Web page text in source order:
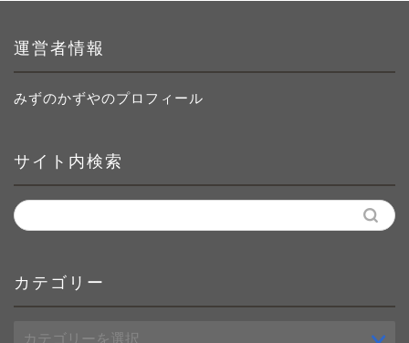
運営者情報
みずのかずやのプロフィール
サイト内検索
カテゴリー